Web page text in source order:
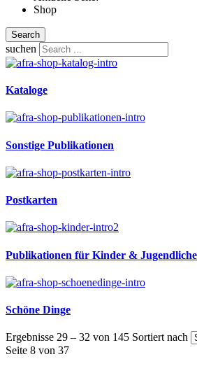
Shop
Search
suchen
Kataloge
Sonstige Publikationen
Postkarten
Publikationen für Kinder & Jugendliche
Schöne Dinge
Ergebnisse 29 – 32 von 145 Sortiert nach
Seite 8 von 37